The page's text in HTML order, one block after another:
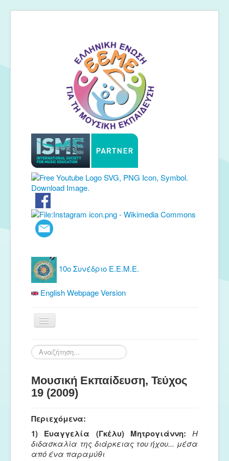
10ο Συνέδριο Ε.Ε.Μ.Ε.
English Webpage Version
Αρχική
Δωρεάν Υλικό
Εκδόσεις
Ενημέρωση
Συνέδρια
Θερινή συνάντηση
Αναζήτηση...
Μουσική Εκπαίδευση, Τεύχος
19 (2009)
Περιεχόμενα:
1) Ευαγγελία (Γκέλυ) Μητρογιάννη: Η
διδασκαλία της διάρκειας του ήχου... μέσα
από ένα παραμύθι